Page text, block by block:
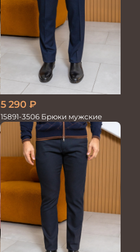
5 290 ₽
15891-3506 Брюки мужские